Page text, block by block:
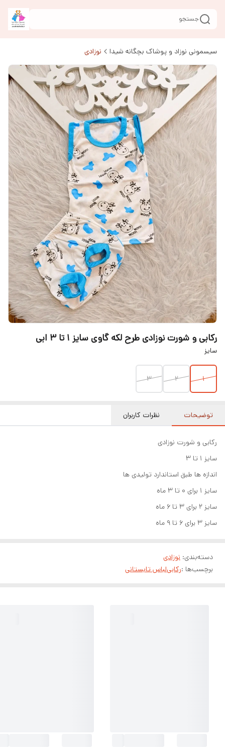
جستجو
سیسمونی نوزاد و پوشاک بچگانه شیدا نوزادی
رکابی و شورت نوزادی طرح لکه گاوی سایز ۱ تا ۳ ابی
سایز
۱ ۲ ۳
توضیحات نظرات کاربران
رکابی و شورت نوزادی
سایز ۱ تا ۳
اندازه ها طبق استاندارد تولیدی ها
سایز ۱ برای ۰ تا ۳ ماه
سایز ۲ برای ۳ تا ۶ ماه
سایز ۳ برای ۶ تا ۹ ماه
دسته‌بندی: نوزادی
برچسب‌ها :رکابیلباس تابستانی